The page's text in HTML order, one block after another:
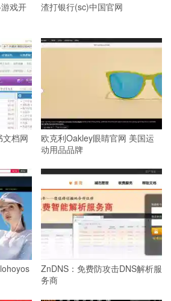
戏开
渣打银行(sc)中国官网
文档网
欧克利Oakley眼睛官网 美国运
动用品品牌
ZnDNS：免费防攻击DNS解析服
务商